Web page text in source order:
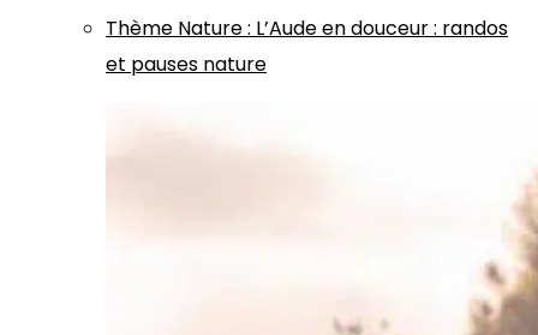
Thème Nature: L’Aude en douceur : randos
et pauses nature